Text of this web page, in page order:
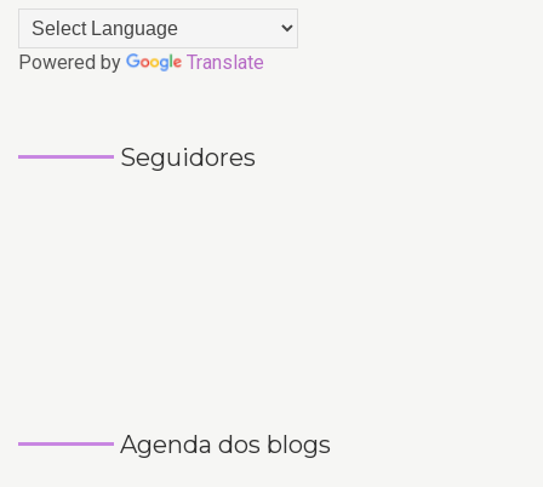
Powered by Translate
Seguidores
Agenda dos blogs